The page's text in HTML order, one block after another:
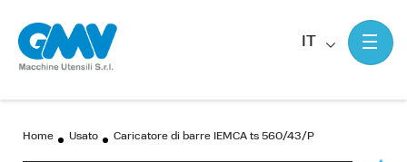
IT
Home Usato Caricatore di barre IEMCA ts 560/43/P